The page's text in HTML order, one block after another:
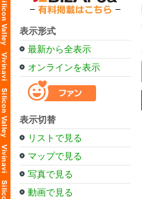
表示形式
最新から全表示
オンラインを表示
表示切替
リストで見る
マップで見る
写真で見る
動画で見る